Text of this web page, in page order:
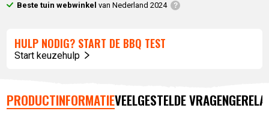
Beste tuin webwinkel van Nederland 2024
HULP NODIG? START DE BBQ TEST
Start keuzehulp
PRODUCTINFORMATIEVEELGESTELDE VRAGEN